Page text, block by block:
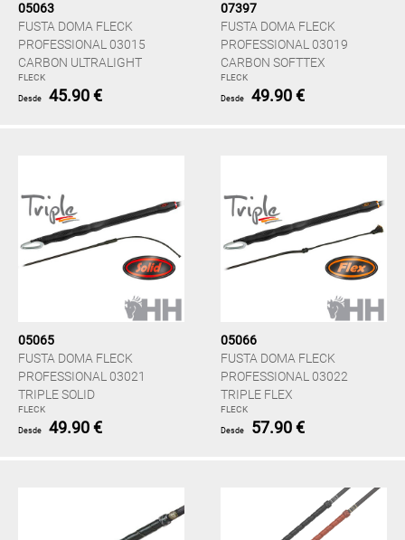
05063
FUSTA DOMA FLECK
PROFESSIONAL 03015
CARBON ULTRALIGHT
FLECK
Desde 45.90 €
07397
FUSTA DOMA FLECK
PROFESSIONAL 03019
CARBON SOFTTEX
FLECK
Desde 49.90 €
05065
FUSTA DOMA FLECK
PROFESSIONAL 03021
TRIPLE SOLID
FLECK
Desde 49.90 €
05066
FUSTA DOMA FLECK
PROFESSIONAL 03022
TRIPLE FLEX
FLECK
Desde 57.90 €